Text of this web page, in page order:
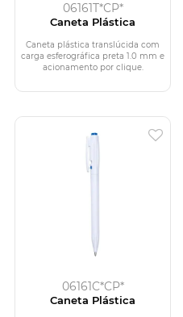
06161T*CP*
Caneta Plástica
Caneta plástica translúcida com
carga esferográfica preta 1.0 mm e
acionamento por clique.
06161C*CP*
Caneta Plástica